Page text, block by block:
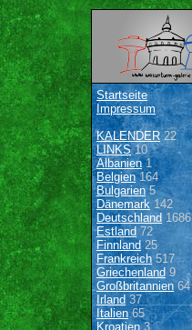
Startseite
Impressum
KALENDER22
LINKS10
Albanien1
Belgien164
Bulgarien 5
Dänemark142
Deutschland 1686
Estland 72
Finnland 25
Frankreich517
Griechenland9
Großbritannien64
Irland 37
Italien65
Kroatien3